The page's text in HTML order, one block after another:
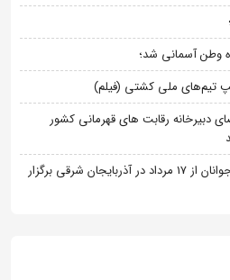
وطن آسمانی شد؛
تیم‌های ملی کشتی (فیلم)
دبیرخانه رقابت های قهرمانی کشور
اردوی تیم ملی کشتی ساحلی نوجوانان از 17 مرداد در آذربایجان شرقی برگزار